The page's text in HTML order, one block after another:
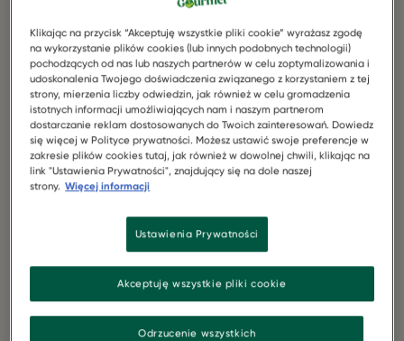
uprawa roślin to więcej niż hobby. To zajęcie, które daje
konkretne korzyści. Najważniejszą z nich jest stały
dostęp do świeżych ziół. Nie musisz iść do sklepu po
listek mięty albo gałązkę rozmarynu - można mieć
wszystko pod ręką. Poza tym rośliny w domu i w ogrodzie
to naturalna ozdoba. Oprócz atrakcyjnego wyglądu
wnętrza mają też przyjemny zapach. Gdy w domu jest
dużo roślin, nie potrzeba żadnych sztucznych,
chemicznych odświeżaczy. Warto też podkreślić, że
ogród domowy pozytywnie wpływa także na wilgotność
znajduje się nie tylko w domach, ale też w wielu biurach.
Obecność roślin w najbliższym otoczeniu pozytywnie
wpływa na zdrowie i samopoczucie. Chcesz mieć
własny, domowy zielnik? Zobacz praktyczne wskazówki,
które pomogą zacząć i uniknąć przy tym podstawowych
Klikając na przycisk “Akceptuję wszystkie pliki cookie” wyrażasz zgodę
na wykorzystanie plików cookies (lub innych podobnych technologii)
pochodzących od nas lub naszych partnerów w celu zoptymalizowania i
udoskonalenia Twojego doświadczenia związanego z korzystaniem z tej
strony, mierzenia liczby odwiedzin, jak również w celu gromadzenia
istotnych informacji umożliwiających nam i naszym partnerom
dostarczanie reklam dostosowanych do Twoich zainteresowań. Dowiedz
się więcej w Polityce prywatności. Możesz ustawić swoje preferencje w
zakresie plików cookies tutaj, jak również w dowolnej chwili, klikając na
link "Ustawienia Prywatności", znajdujący się na dole naszej
strony. Więcej informacji
Ustawienia Prywatności
Odrzucenie wszystkich
Akceptuję wszystkie pliki cookie